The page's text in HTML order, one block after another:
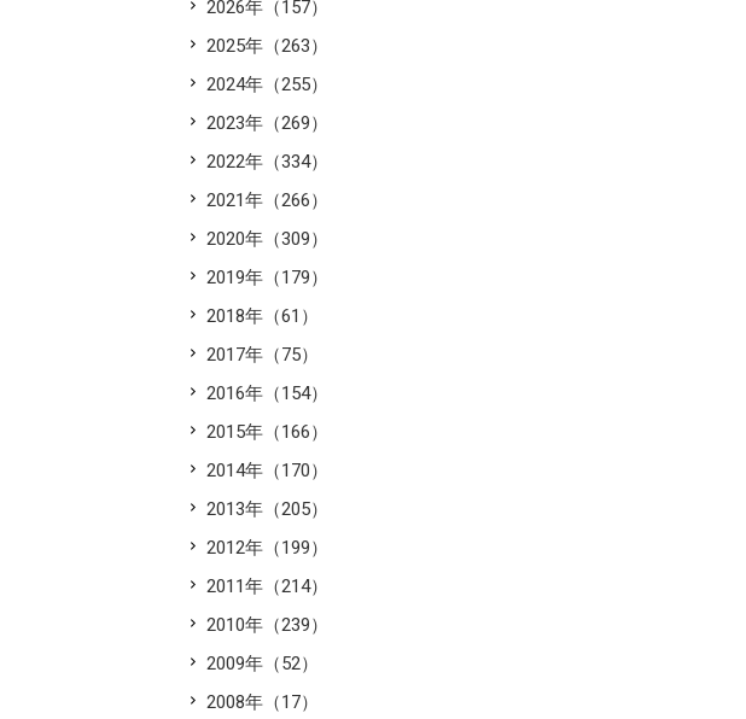
2026年（157）
2025年（263）
2024年（255）
2023年（269）
2022年（334）
2021年（266）
2020年（309）
2019年（179）
2018年（61）
2017年（75）
2016年（154）
2015年（166）
2014年（170）
2013年（205）
2012年（199）
2011年（214）
2010年（239）
2009年（52）
2008年（17）